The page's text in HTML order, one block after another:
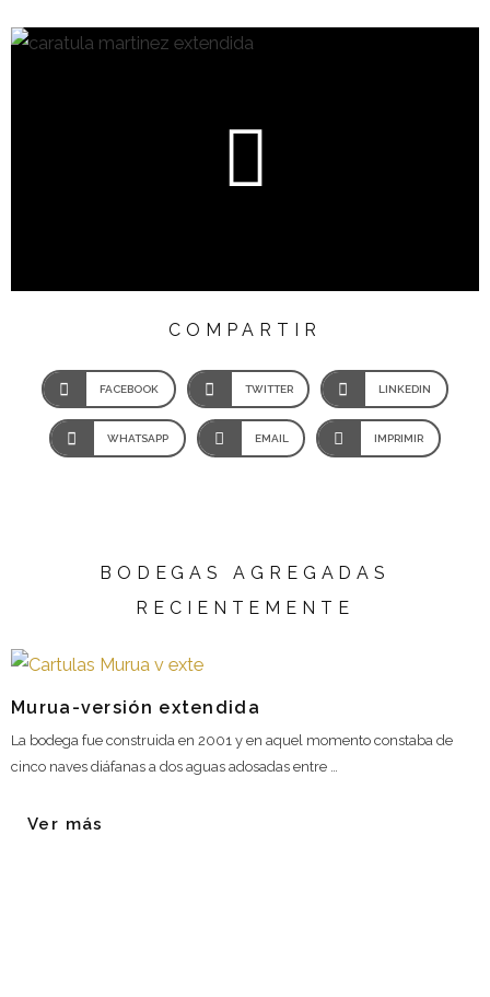
COMPARTIR
FACEBOOK TWITTER LINKEDIN
WHATSAPP EMAIL IMPRIMIR
BODEGAS AGREGADAS
RECIENTEMENTE
Murua-versión extendida
La bodega fue construida en 2001 y en aquel momento constaba de
cinco naves diáfanas a dos aguas adosadas entre …
Ver más